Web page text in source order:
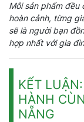
Mỗi sản phẩm
hoàn cảnh, từng
sẽ là người bạn
hợp nhất với gia
KẾT
HÀNH
NẴNG